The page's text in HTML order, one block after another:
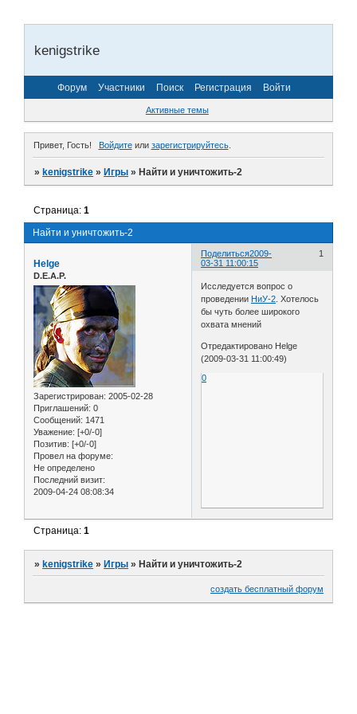
kenigstrike
Форум Участники Поиск Регистрация Войти
Активные темы
Привет, Гость! Войдитеили зарегистрируйтесь.
»kenigstrike »Игры »Найти и уничтожить-2
Найти и уничтожить-2
Страница:1
Поделиться 1
2009-
03-31 11:00:15
Helge
D.E.A.P.
Зарегистрирован: 2005-02-28
Приглашений: 0
Сообщений: 1471
Уважение: [+0/-0]
Позитив: [+0/-0]
Провел на форуме:
Не определено
Последний визит:
2009-04-24 08:08:34
Исследуется вопрос о
проведении НиУ-2 . Хотелось
бы чуть более широкого
охвата мнений
Отредактировано Helge
(2009-03-31 11:00:49)
0
Страница:1
»kenigstrike »Игры »Найти и уничтожить-2
создать бесплатный форум